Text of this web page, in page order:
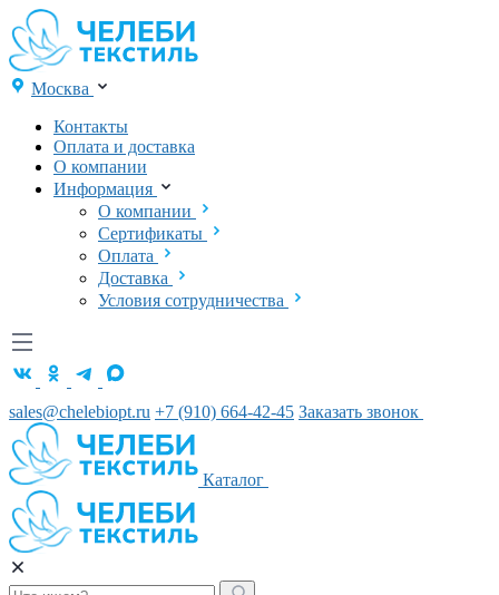
Москва
Контакты
Оплата и доставка
О компании
Информация
О компании
Сертификаты
Оплата
Доставка
Условия сотрудничества
sales@chelebiopt.ru +7 (910) 664-42-45 Заказать звонок
Каталог